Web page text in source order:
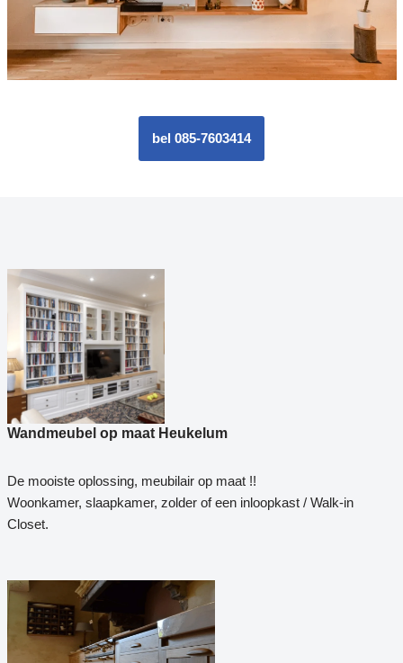
bel 085-7603414
Wandmeubel op maat Heukelum
De mooiste oplossing, meubilair op maat !!
Woonkamer, slaapkamer, zolder of een inloopkast / Walk-in
Closet.